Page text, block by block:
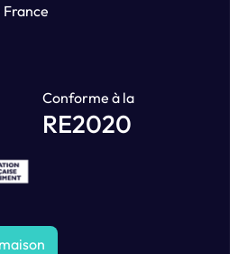
France
Conforme à la
RE2020